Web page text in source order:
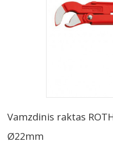
Vamzdinis raktas
Ø22mm